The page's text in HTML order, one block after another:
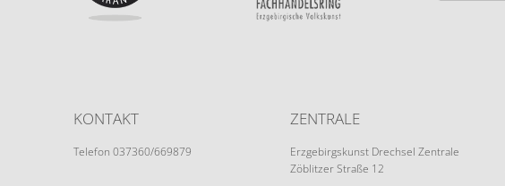
KONTAKT
Telefon 037360/669879
ZENTRALE
Erzgebirgskunst Drechsel Zentrale
Zöblitzer Straße 12